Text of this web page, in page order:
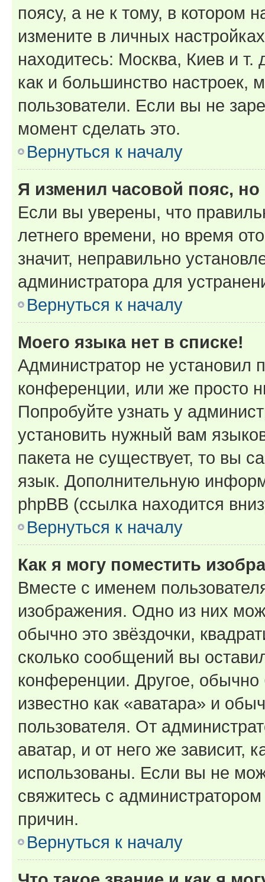
поясу, а не к тому, в котором
измените в личных
находитесь: Москва, Киев и т.
как и большинство настроек,
пользователи. Если вы не
момент сделать это.
Вернуться к началу
Я изменил часовой пояс,
Если вы уверены, что
летнего времени, но время
значит, неправильно
администратора для
Вернуться к началу
Моего языка нет в списке!
Администратор не установил
конференции, или же просто
Попробуйте узнать у
установить нужный вам
пакета не существует, то вы
язык. Дополнительную
phpBB (ссылка находится
Вернуться к началу
Как я могу поместить
Вместе с именем
изображения. Одно из них
обычно это звёздочки,
сколько сообщений вы
конференции. Другое,
известно как «аватара» и
пользователя. От
аватар, и от него же зависит,
использованы. Если вы не
свяжитесь с
причин.
Вернуться к началу